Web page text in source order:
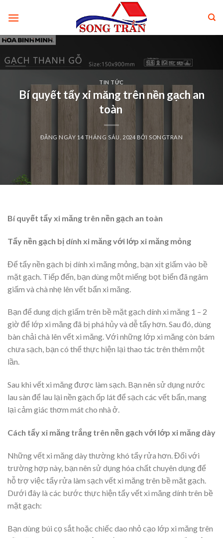
TIN TỨC
Bí quyết tẩy xi măng trên nền gạch an
toàn
ĐĂNG NGÀY 14 THÁNG SÁU, 2024BỞI SONGTRAN
Bí quyết tẩy xi măng trên nền gạch an toàn
Tẩy nền gạch bị dính xi măng với lớp xi măng mỏng
Để tẩy nền gạch bị dính xi măng mỏng, bạn xịt giấm vào bề
mặt gạch. Tiếp đến, bạn dùng một miếng bọt biển đã ngâm
giấm và chà nhẹ lên vết bẩn xi măng.
Bạn để dung dịch giấm trên bề mặt gạch dính xi măng 1 – 2
giờ để lớp xi măng đã bị phá hủy và dễ tẩy hơn. Sau đó, dùng
bàn chải chà lên vết xi măng. Với những lớp xi măng còn bám
chưa sạch, bạn có thể thực hiện lại thao tác trên thêm một
lần.
Sau khi vết xi măng được làm sạch. Bạn nên sử dụng nước
lau sàn để lau lại nền gạch ốp lát để sạch các vết bẩn, mang
lại cảm giác thơm mát cho nhà ở.
Cách tẩy xi măng trắng trên nền gạch với lớp xi măng dày
Những vết xi măng dày thường khó tẩy rửa hơn. Đối với
trường hợp này, bạn nên sử dụng hóa chất chuyên dụng để
hỗ trợ việc tẩy rửa làm sạch vết xi măng trên bề mặt gạch.
Dưới đây là các bước thực hiện tẩy vết xi măng dính trên bề
mặt gạch:
Bạn dùng búi cọ sắt hoặc chiếc dao nhỏ cạo lớp xi măng trên